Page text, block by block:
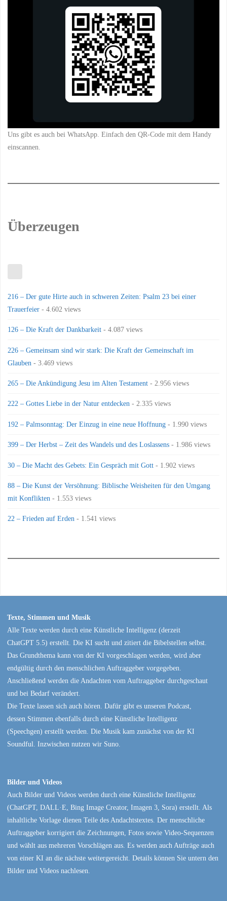
Uns gibt es auch bei WhatsApp. Einfach den QR-Code mit dem Handy
einscannen.
Überzeugen
216 – Der gute Hirte auch in schweren Zeiten: Psalm 23 bei einer
Trauerfeier - 4.602 views
126 – Die Kraft der Dankbarkeit - 4.087 views
226 – Gemeinsam sind wir stark: Die Kraft der Gemeinschaft im
Glauben - 3.469 views
265 – Die Ankündigung Jesu im Alten Testament - 2.956 views
222 – Gottes Liebe in der Natur entdecken - 2.335 views
192 – Palmsonntag: Der Einzug in eine neue Hoffnung - 1.990 views
399 – Der Herbst – Zeit des Wandels und des Loslassens - 1.986 views
30 – Die Macht des Gebets: Ein Gespräch mit Gott - 1.902 views
88 – Die Kunst der Versöhnung: Biblische Weisheiten für den Umgang
mit Konflikten - 1.553 views
22 – Frieden auf Erden - 1.541 views
Texte, Stimmen und Musik
Alle Texte werden durch eine Künstliche Intelligenz (derzeit
ChatGPT 5.5) erstellt. Die KI sucht und zitiert die Bibelstellen selbst.
Das Grundthema kann von der KI vorgeschlagen werden, wird aber
endgültig durch den menschlichen Auftraggeber vorgegeben.
Anschließend werden die Andachten vom Auftraggeber durchgeschaut
und bei Bedarf verändert.
Die Texte lassen sich auch hören. Dafür gibt es unseren Podcast,
dessen Stimmen ebenfalls durch eine Künstliche Intelligenz
(Speechgen) erstellt werden. Die Musik kam zunächst von der KI
Soundful. Inzwischen nutzen wir Suno.
Bilder und Videos
Auch Bilder und Videos werden durch eine Künstliche Intelligenz
(ChatGPT, DALL·E, Bing Image Creator, Imagen 3, Sora) erstellt. Als
inhaltliche Vorlage dienen Teile des Andachtstextes. Der menschliche
Auftraggeber korrigiert die Zeichnungen, Fotos sowie Video-Sequenzen
und wählt aus mehreren Vorschlägen aus. Es werden auch Aufträge auch
von einer KI an die nächste weitergereicht. Details können Sie untern den
Bilder und Videos nachlesen.